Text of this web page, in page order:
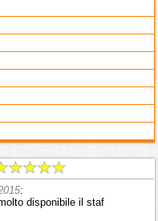
:
disponibile il staf